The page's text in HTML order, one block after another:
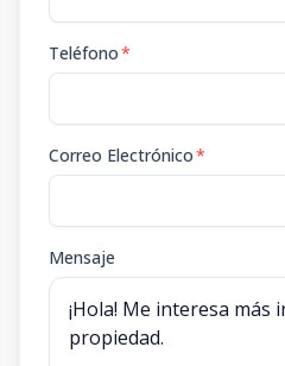
Teléfono*
Correo Electrónico*
Mensaje